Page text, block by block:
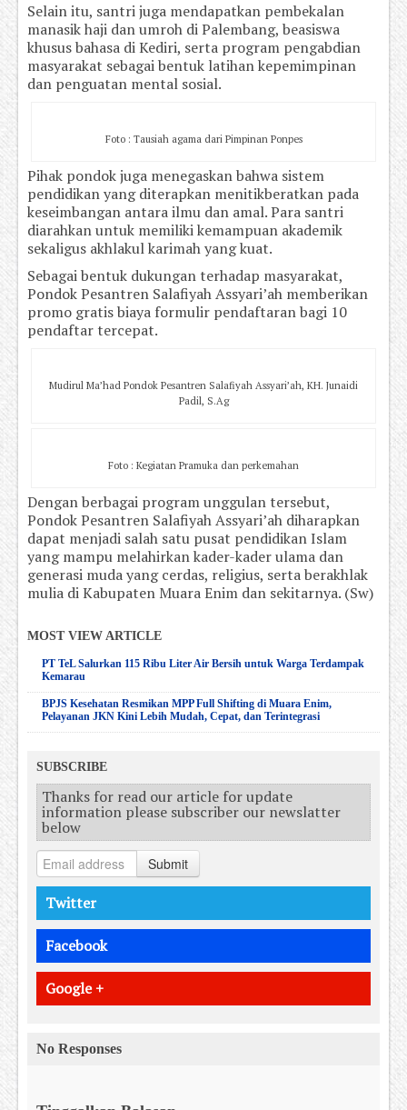
Selain itu, santri juga mendapatkan pembekalan
manasik haji dan umroh di Palembang, beasiswa
khusus bahasa di Kediri, serta program pengabdian
masyarakat sebagai bentuk latihan kepemimpinan
dan penguatan mental sosial.
Foto : Tausiah agama dari Pimpinan Ponpes
Pihak pondok juga menegaskan bahwa sistem
pendidikan yang diterapkan menitikberatkan pada
keseimbangan antara ilmu dan amal. Para santri
diarahkan untuk memiliki kemampuan akademik
sekaligus akhlakul karimah yang kuat.
Sebagai bentuk dukungan terhadap masyarakat,
Pondok Pesantren Salafiyah Assyari’ah memberikan
promo gratis biaya formulir pendaftaran bagi 10
pendaftar tercepat.
Mudirul Ma’had Pondok Pesantren Salafiyah Assyari’ah, KH. Junaidi
Padil, S.Ag
Foto : Kegiatan Pramuka dan perkemahan
Dengan berbagai program unggulan tersebut,
Pondok Pesantren Salafiyah Assyari’ah diharapkan
dapat menjadi salah satu pusat pendidikan Islam
yang mampu melahirkan kader-kader ulama dan
generasi muda yang cerdas, religius, serta berakhlak
mulia di Kabupaten Muara Enim dan sekitarnya. (Sw)
MOST VIEW ARTICLE
PT TeL Salurkan 115 Ribu Liter Air Bersih untuk Warga Terdampak
Kemarau
BPJS Kesehatan Resmikan MPP Full Shifting di Muara Enim,
Pelayanan JKN Kini Lebih Mudah, Cepat, dan Terintegrasi
SUBSCRIBE
Thanks for read our article for update
information please subscriber our newslatter
below
Submit
Twitter
Facebook
Google +
No Responses